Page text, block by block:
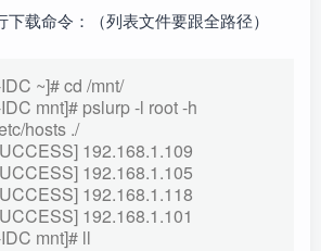
载命令：（列表文件要跟全路径）
~]# cd /mnt/
mnt]# pslurp -l root -h
hosts ./
192.168.1.109
192.168.1.105
192.168.1.118
192.168.1.101
mnt]# ll